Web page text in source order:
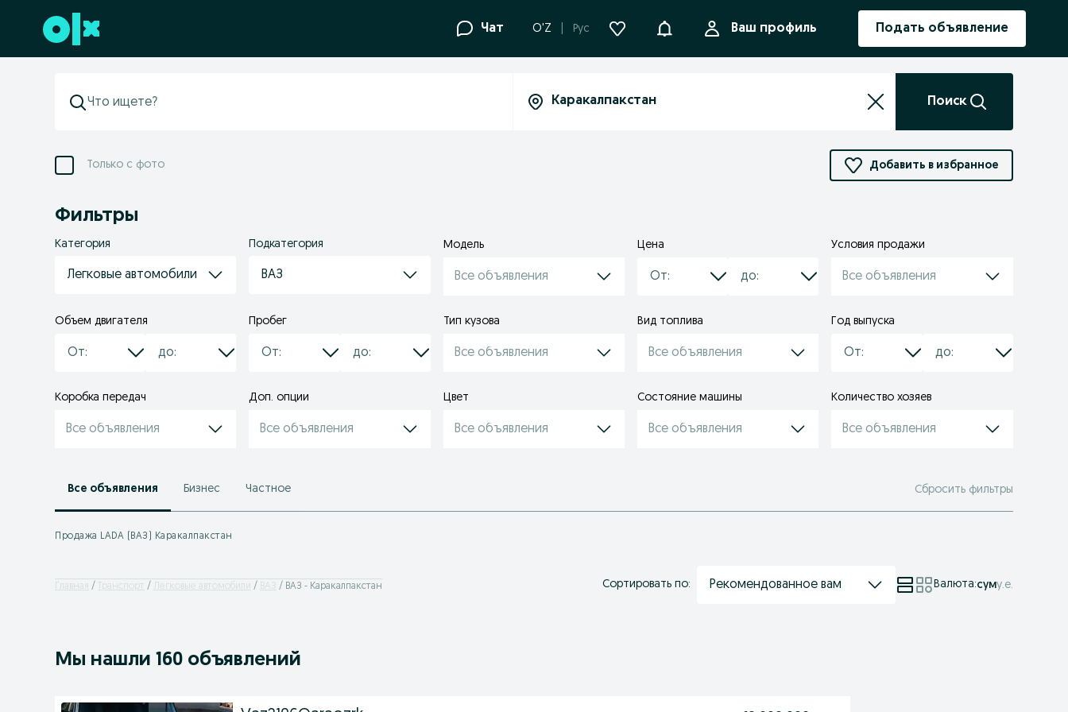
Перейти к нижнему колонтитулу Чат O'Z Рус УведомленияВаш профиль Подать объявление
Поиск
Только с фото Добавить в избранное
Фильтры
Категория
Легковые автомобили
Подкатегория
ВАЗ
Модель
Все объявления
Цена Условия продажи
Все объявления
Объем двигателя Пробег Тип кузова
Все объявления
Вид топлива
Все объявления
Год выпуска
Коробка передач
Все объявления
Доп. опции
Все объявления
Цвет
Все объявления
Состояние машины
Все объявления
Количество хозяев
Все объявления
Все объявления Бизнес Частное Сбросить фильтры
Продажа LADA (ВАЗ) Каракалпакстан
Главная Транспорт Легковые автомобили ВАЗ ВАЗ - Каракалпакстан Сортировать по: Рекомендованное вам Валюта:суму.е.
Мы нашли 160 объявлений